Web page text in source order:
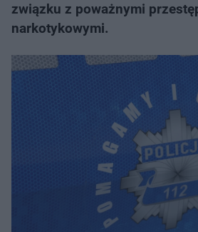
związku z poważnymi
narkotykowymi.